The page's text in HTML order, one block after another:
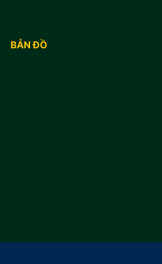
BẢN ĐỒ